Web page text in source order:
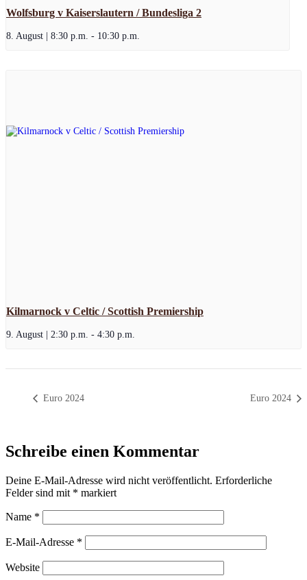
Wolfsburg v Kaiserslautern / Bundesliga 2
8. August | 8:30 p.m. - 10:30 p.m.
Kilmarnock v Celtic / Scottish Premiership
9. August | 2:30 p.m. - 4:30 p.m.
Euro 2024 Euro 2024
Schreibe einen Kommentar
Deine E-Mail-Adresse wird nicht veröffentlicht. Erforderliche
Felder sind mit * markiert
Name *
E-Mail-Adresse *
Website